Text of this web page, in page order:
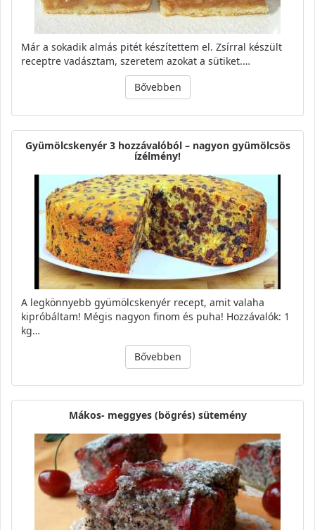
Már a sokadik almás pitét készítettem el. Zsírral készült
receptre vadásztam, szeretem azokat a sütiket.…
Bővebben
Gyümölcskenyér 3 hozzávalóból – nagyon gyümölcsös
ízélmény!
A legkönnyebb gyümölcskenyér recept, amit valaha
kipróbáltam! Mégis nagyon finom és puha! Hozzávalók: 1
kg…
Bővebben
Mákos- meggyes (bögrés) sütemény